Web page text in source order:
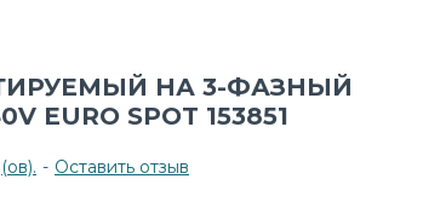
НА 3-ФАЗНЫЙ
SPOT 153851
- Оставить отзыв